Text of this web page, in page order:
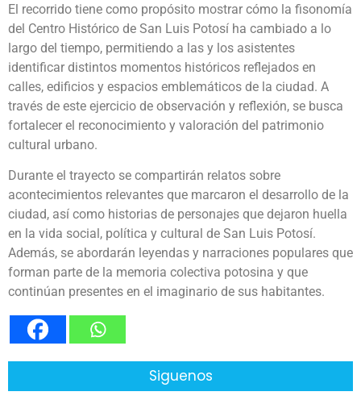
El recorrido tiene como propósito mostrar cómo la fisonomía
del Centro Histórico de San Luis Potosí ha cambiado a lo
largo del tiempo, permitiendo a las y los asistentes
identificar distintos momentos históricos reflejados en
calles, edificios y espacios emblemáticos de la ciudad. A
través de este ejercicio de observación y reflexión, se busca
fortalecer el reconocimiento y valoración del patrimonio
cultural urbano.
Durante el trayecto se compartirán relatos sobre
acontecimientos relevantes que marcaron el desarrollo de la
ciudad, así como historias de personajes que dejaron huella
en la vida social, política y cultural de San Luis Potosí.
Además, se abordarán leyendas y narraciones populares que
forman parte de la memoria colectiva potosina y que
continúan presentes en el imaginario de sus habitantes.
Siguenos